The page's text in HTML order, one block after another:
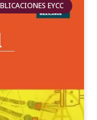
EYCC